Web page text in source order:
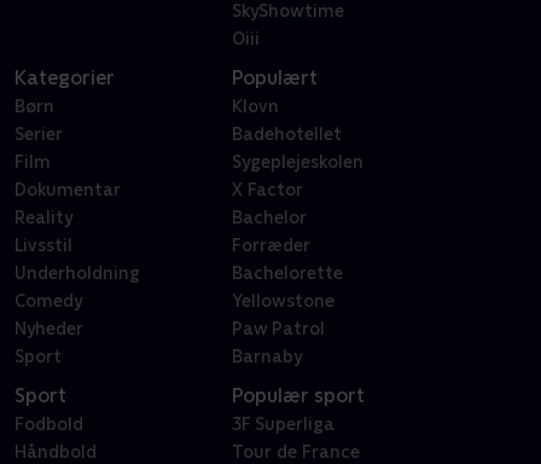
SkyShowtime
Oiii
Kategorier
Børn
Serier
Film
Dokumentar
Reality
Livsstil
Underholdning
Comedy
Nyheder
Sport
Populært
Klovn
Badehotellet
Sygeplejeskolen
X Factor
Bachelor
Forræder
Bachelorette
Yellowstone
Paw Patrol
Barnaby
Sport
Fodbold
Håndbold
Populær sport
3F Superliga
Tour de France